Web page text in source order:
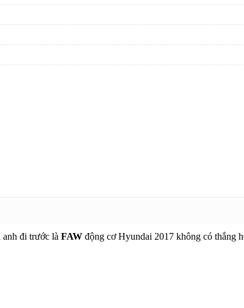
anh đi trước làFAW động cơ Hyundai 2017 không có thắng